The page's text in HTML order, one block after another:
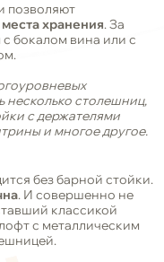
позволяют
хранения. За
бокалом вина или с
несколько столешниц,
с держателями
и многое другое.
без барной стойки.
. И совершенно не
классикой
с металлическим